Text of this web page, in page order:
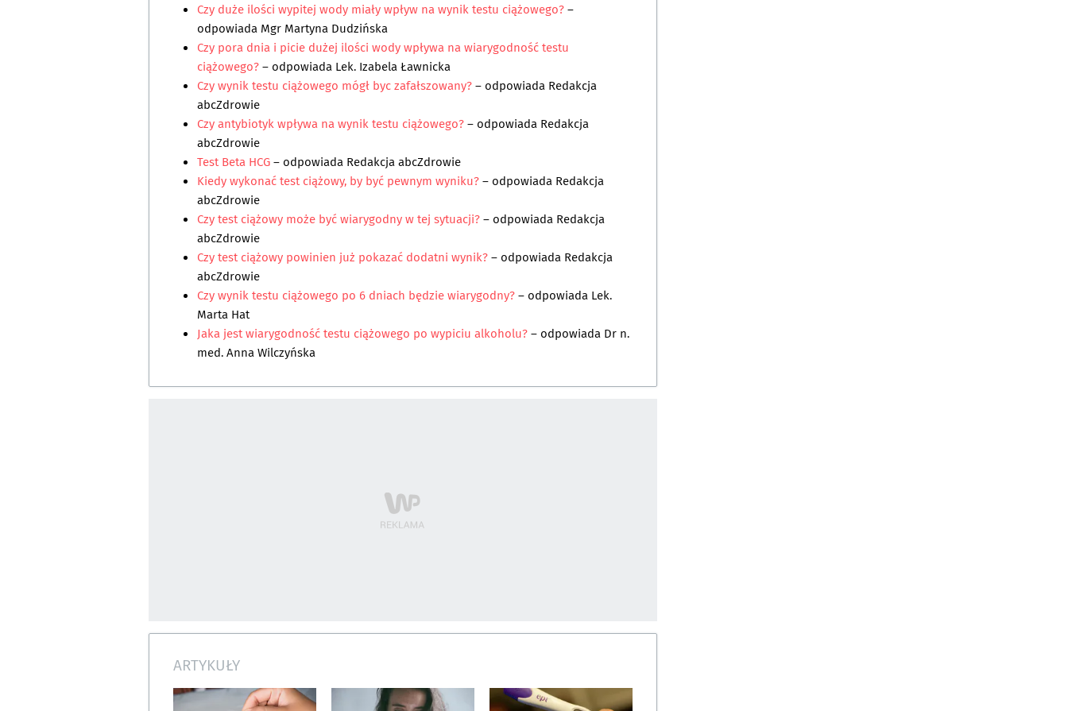
Czy duże ilości wypitej wody miały wpływ na wynik testu ciążowego?–
odpowiada Mgr Martyna Dudzińska
Czy pora dnia i picie dużej ilości wody wpływa na wiarygodność testu
ciążowego?– odpowiada Lek. Izabela Ławnicka
Czy wynik testu ciążowego mógł byc zafałszowany?– odpowiada Redakcja
abcZdrowie
Czy antybiotyk wpływa na wynik testu ciążowego?– odpowiada Redakcja
abcZdrowie
Test Beta HCG– odpowiada Redakcja abcZdrowie
Kiedy wykonać test ciążowy, by być pewnym wyniku?– odpowiada Redakcja
abcZdrowie
Czy test ciążowy może być wiarygodny w tej sytuacji?– odpowiada Redakcja
abcZdrowie
Czy test ciążowy powinien już pokazać dodatni wynik?– odpowiada Redakcja
abcZdrowie
Czy wynik testu ciążowego po 6 dniach będzie wiarygodny?– odpowiada Lek.
Marta Hat
Jaka jest wiarygodność testu ciążowego po wypiciu alkoholu?– odpowiada Dr n.
med. Anna Wilczyńska
ARTYKUŁY